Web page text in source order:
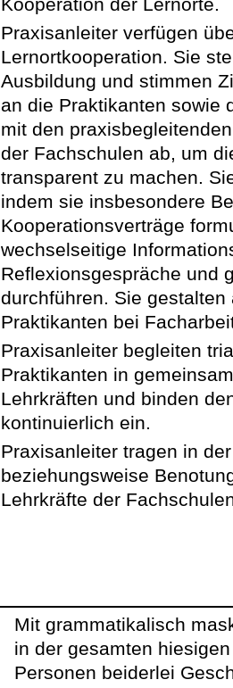
Kooperation der Lernorte.
Praxisanleiter verfügen
Lernortkooperation. Sie
Ausbildung und stimmen
an die Praktikanten sowie
mit den
der Fachschulen ab, um
transparent zu machen.
indem sie insbesondere
Kooperationsverträge
wechselseitige
Reflexionsgespräche und
durchführen. Sie
Praktikanten bei
Praxisanleiter begleiten
Praktikanten in
Lehrkräften und binden
kontinuierlich ein.
Praxisanleiter tragen in
beziehungsweise
Lehrkräfte der
Mit grammatikalisch
in der gesamten
Personen beiderlei